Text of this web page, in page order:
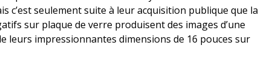
c’est seulement suite à leur acquisition publique que la
sur plaque de verre produisent des images d’une
leurs impressionnantes dimensions de 16 pouces sur